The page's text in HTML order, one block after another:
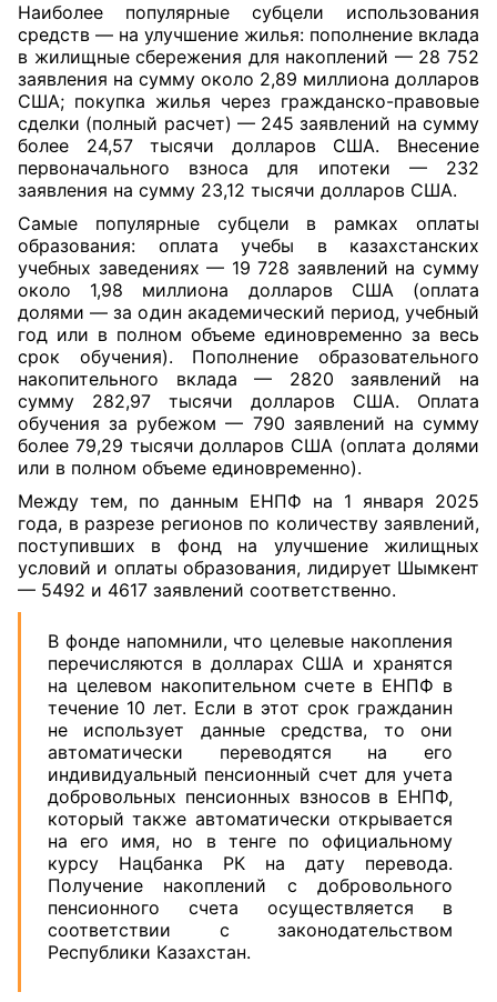
Наиболее популярные субцели использования
средств — на улучшение жилья: пополнение вклада
в жилищные сбережения для накоплений — 28 752
заявления на сумму около 2,89 миллиона долларов
США; покупка жилья через гражданско-правовые
сделки (полный расчет) — 245 заявлений на сумму
более 24,57 тысячи долларов США. Внесение
первоначального взноса для ипотеки — 232
заявления на сумму 23,12 тысячи долларов США.
Самые популярные субцели в рамках оплаты
образования: оплата учебы в казахстанских
учебных заведениях — 19 728 заявлений на сумму
около 1,98 миллиона долларов США (оплата
долями — за один академический период, учебный
год или в полном объеме единовременно за весь
срок обучения). Пополнение образовательного
накопительного вклада — 2820 заявлений на
сумму 282,97 тысячи долларов США. Оплата
обучения за рубежом — 790 заявлений на сумму
более 79,29 тысячи долларов США (оплата долями
или в полном объеме единовременно).
Между тем, по данным ЕНПФ на 1 января 2025
года, в разрезе регионов по количеству заявлений,
поступивших в фонд на улучшение жилищных
условий и оплаты образования, лидирует Шымкент
— 5492 и 4617 заявлений соответственно.
В фонде напомнили, что целевые накопления
перечисляются в долларах США и хранятся
на целевом накопительном счете в ЕНПФ в
течение 10 лет. Если в этот срок гражданин
не использует данные средства, то они
автоматически переводятся на его
индивидуальный пенсионный счет для учета
добровольных пенсионных взносов в ЕНПФ,
который также автоматически открывается
на его имя, но в тенге по официальному
курсу Нацбанка РК на дату перевода.
Получение накоплений с добровольного
пенсионного счета осуществляется в
соответствии с законодательством
Республики Казахстан.